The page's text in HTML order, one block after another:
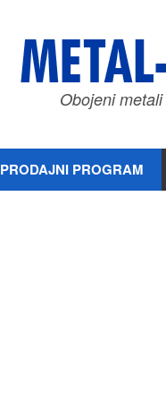
Obojeni
PRODAJNI PROGRAM